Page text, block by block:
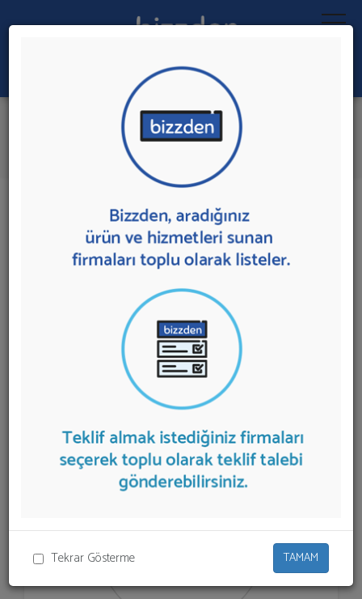
Tekrar Gösterme TAMAM
Ara:
Online Çiçekçi
İlk 5 Firmaya Mesaj Gönder
22 sonuç bulundu.
Online Çiçekçisunan firmalar aşağıda listelenmektedir.
Online Çiçekçiteklifi almak için listeden seçim yapıp ya
da "İlk 5 Firmadan Teklif İste" kısmından toplu olarak
teklif talebinizi firmalara aktarabilirsiniz.